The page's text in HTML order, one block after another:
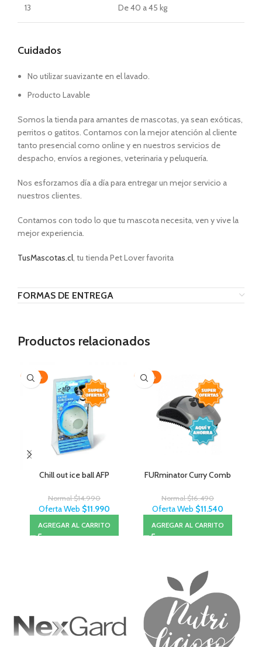
13 De 40 a 45 kg
Cuidados
No utilizar suavizante en el lavado.
Producto Lavable
Somos la tienda para amantes de mascotas, ya sean exóticas,
perritos o gatitos. Contamos con la mejor atención al cliente
tanto presencial como online y en nuestros servicios de
despacho, envíos a regiones, veterinaria y peluquería.
Nos esforzamos día a día para entregar un mejor servicio a
nuestros clientes.
Contamos con todo lo que tu mascota necesita, ven y vive la
mejor experiencia.
TusMascotas.cl, tu tienda Pet Lover favorita
FORMAS DE ENTREGA
Productos relacionados
-20%
Chill out ice ball AFP
Normal$14.990
Oferta Web $11.990
AGREGAR AL CARRITO
-30%
FURminator Curry Comb
Normal$16.490
Oferta Web $11.540
AGREGAR AL CARRITO